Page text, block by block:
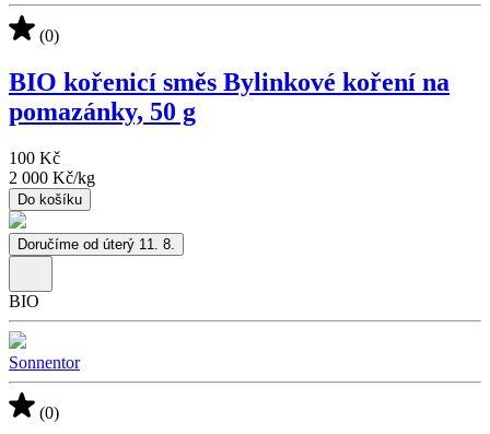
(0)
BIO kořenicí směs Bylinkové koření na
pomazánky, 50 g
100 Kč
2 000 Kč/kg
Do košíku
Doručíme od úterý 11. 8.
BIO
Sonnentor
(0)